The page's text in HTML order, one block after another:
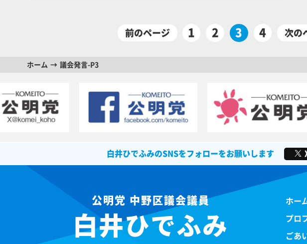
前のページ 1 2 3 4 次の
ホーム 議会発言-P3
白井ひでふみのSNSをフォローをお願いします
ホー
プロ
ごあ
公明党 中野区議会議員
白井ひでふみ